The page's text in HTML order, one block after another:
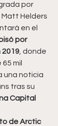
por
Matt Helders
en el
por
2019 , donde
mil
una noticia
tras su
Capital
de Arctic